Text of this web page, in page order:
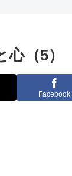
心（5）
Facebook